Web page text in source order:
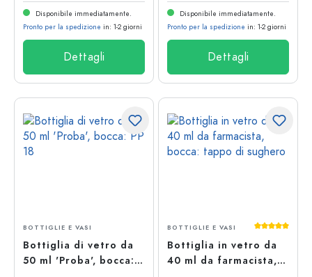
Disponibile immediatamente.
Pronto per la spedizione in: 1-2 giorni
Dettagli
Disponibile immediatamente.
Pronto per la spedizione in: 1-2 giorni
Dettagli
BOTTIGLIE E VASI
Bottiglia di vetro da
50 ml 'Proba', bocca:
BOTTIGLIE E VASI
Bottiglia in vetro da
40 ml da farmacista,